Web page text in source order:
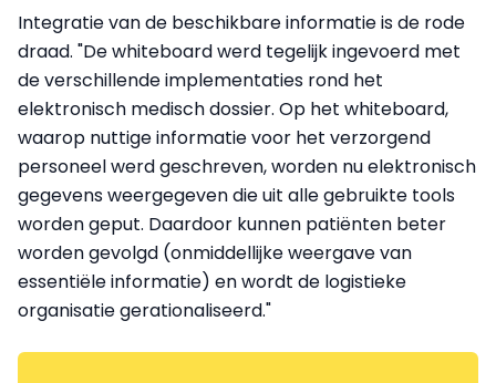
Integratie van de beschikbare informatie is de rode
draad. "De whiteboard werd tegelijk ingevoerd met
de verschillende implementaties rond het
elektronisch medisch dossier. Op het whiteboard,
waarop nuttige informatie voor het verzorgend
personeel werd geschreven, worden nu elektronisch
gegevens weergegeven die uit alle gebruikte tools
worden geput. Daardoor kunnen patiënten beter
worden gevolgd (onmiddellijke weergave van
essentiële informatie) en wordt de logistieke
organisatie gerationaliseerd."